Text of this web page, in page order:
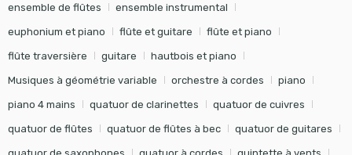
ensemble de flûtes ensemble instrumental
euphonium et piano flûte et guitare flûte et piano
flûte traversière guitare hautbois et piano
Musiques à géométrie variable orchestre à cordes piano
piano 4 mains quatuor de clarinettes quatuor de cuivres
quatuor de flûtes quatuor de flûtes à bec quatuor de guitares